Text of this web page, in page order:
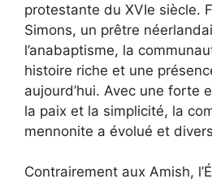
protestante du XVIe siècle.
Simons, un prêtre
l’anabaptisme, la
histoire riche et une
aujourd’hui. Avec une forte
la paix et la simplicité, la
mennonite a évolué et
Contrairement aux Amish,